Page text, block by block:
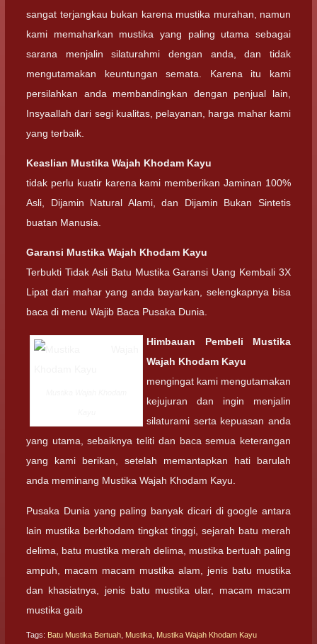
sangat terjangkau bukan karena mustika murahan, namun
kami memaharkan mustika yang paling utama sebagai
sarana menjalin silaturahmi dengan anda, dan tidak
mengutamakan keuntungan semata. Karena itu kami
persilahkan anda membandingkan dengan penjual lain,
Insyaallah dari segi kualitas, pelayanan, harga mahar kami
yang terbaik.
Keaslian Mustika Wajah Khodam Kayu
tidak perlu kuatir karena kami memberikan Jaminan 100%
Asli, Dijamin Natural Alami, dan Dijamin Bukan Sintetis
buatan Manusia.
Garansi Mustika Wajah Khodam Kayu
Terbukti Tidak Asli Batu Mustika Garansi Uang Kembali 3X
Lipat dari mahar yang anda bayarkan, selengkapnya bisa
baca di menu Wajib Baca Pusaka Dunia.
Himbauan Pembeli Mustika
Wajah Khodam Kayu
mengingat kami mengutamakan
kejujuran dan ingin menjalin
silaturami serta kepuasan anda
yang utama, sebaiknya teliti dan baca semua keterangan
yang kami berikan, setelah memantapkan hati barulah
anda meminang Mustika Wajah Khodam Kayu.
Pusaka Dunia yang paling banyak dicari di google antara
lain mustika berkhodam tingkat tinggi, sejarah batu merah
delima, batu mustika merah delima, mustika bertuah paling
ampuh, macam macam mustika alam, jenis batu mustika
dan khasiatnya, jenis batu mustika ular, macam macam
mustika gaib
Tags: Batu Mustika Bertuah Mustika Mustika Wajah Khodam Kayu